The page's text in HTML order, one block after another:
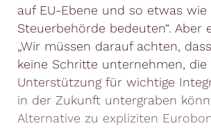
auf EU-Ebene und so etwas wie
Steuerbehörde bedeuten“. Aber
„Wir müssen darauf achten,
keine Schritte unternehmen, die
Unterstützung für wichtige
in der Zukunft untergraben
Alternative zu expliziten